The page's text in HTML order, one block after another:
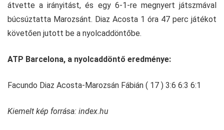
átvette a irányitást, és egy 6-1-re megnyert játszmával
búcsúztatta Marozsánt. Diaz Acosta 1 óra 47 perc játékot
követően jutott be a nyolcaddöntőbe.
ATP Barcelona, a nyolcaddöntő eredménye:
Facundo Diaz Acosta-Marozsán Fábián ( 17 ) 3:6 6:3 6:1
Kiemelt kép forrása: index.hu